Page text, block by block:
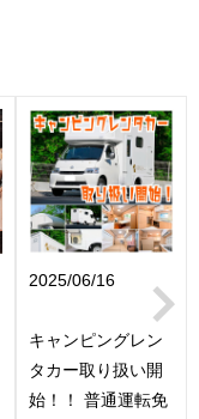
2025/06/16
キャンピングレン
タカー取り扱い開
始！！ 普通運転免